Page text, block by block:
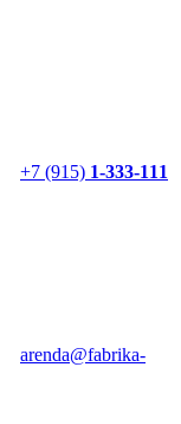
+7 (915) 1-333-111
arenda@fabrika-